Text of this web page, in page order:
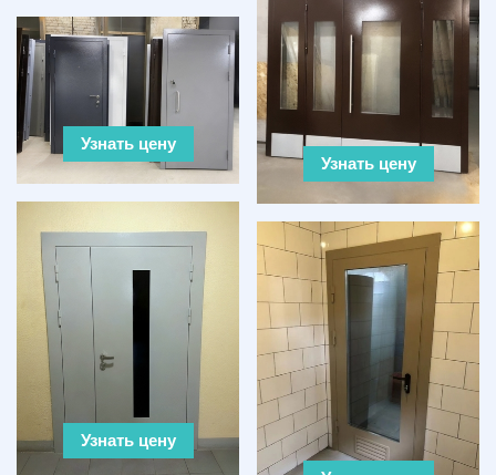
Узнать цену
Узнать цену
Узнать цену